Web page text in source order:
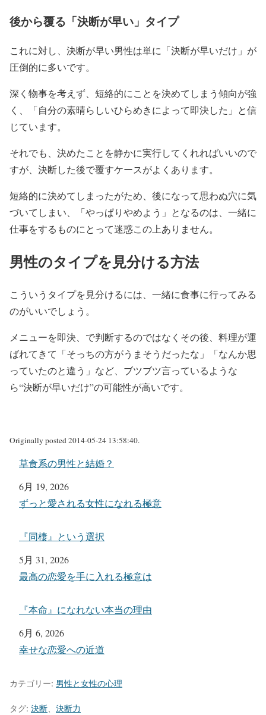
後から覆る「決断が早い」タイプ
これに対し、決断が早い男性は単に「決断が早いだけ」が
圧倒的に多いです。
深く物事を考えず、短絡的にことを決めてしまう傾向が強
く、「自分の素晴らしいひらめきによって即決した」と信
じています。
それでも、決めたことを静かに実行してくれればいいので
すが、決断した後で覆すケースがよくあります。
短絡的に決めてしまったがため、後になって思わぬ穴に気
づいてしまい、「やっぱりやめよう」となるのは、一緒に
仕事をするものにとって迷惑この上ありません。
男性のタイプを見分ける方法
こういうタイプを見分けるには、一緒に食事に行ってみる
のがいいでしょう。
メニューを即決、で判断するのではなくその後、料理が運
ばれてきて「そっちの方がうまそうだったな」「なんか思
っていたのと違う」など、ブツブツ言っているような
ら“決断が早いだけ”の可能性が高いです。
Originally posted 2014-05-24 13:58:40.
草食系の男性と結婚？
日付
6月 19, 2026
関連理由
ずっと愛される女性になれる極意
『同棲』という選択
日付
5月 31, 2026
関連理由
最高の恋愛を手に入れる極意は
『本命』になれない本当の理由
日付
6月 6, 2026
関連理由
幸せな恋愛への近道
カテゴリー: 男性と女性の心理
タグ: 決断 決断力